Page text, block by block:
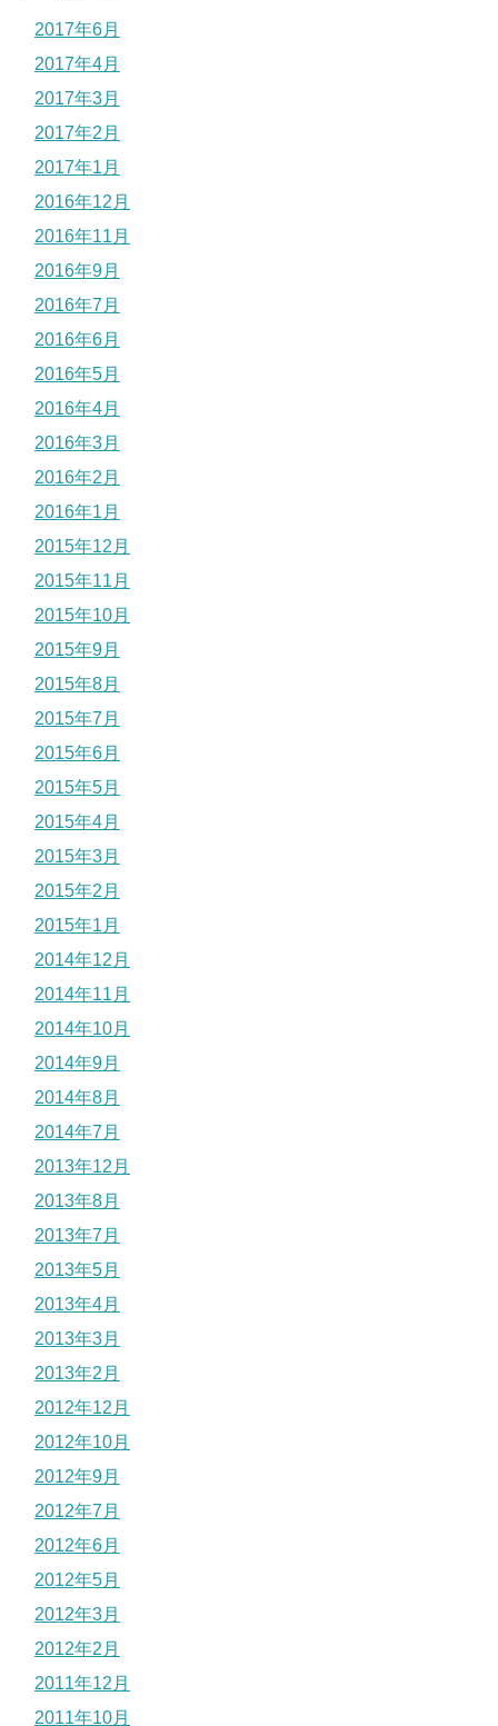
2017年6月
2017年4月
2017年3月
2017年2月
2017年1月
2016年12月
2016年11月
2016年9月
2016年7月
2016年6月
2016年5月
2016年4月
2016年3月
2016年2月
2016年1月
2015年12月
2015年11月
2015年10月
2015年9月
2015年8月
2015年7月
2015年6月
2015年5月
2015年4月
2015年3月
2015年2月
2015年1月
2014年12月
2014年11月
2014年10月
2014年9月
2014年8月
2014年7月
2013年12月
2013年8月
2013年7月
2013年5月
2013年4月
2013年3月
2013年2月
2012年12月
2012年10月
2012年9月
2012年7月
2012年6月
2012年5月
2012年3月
2012年2月
2011年12月
2011年10月